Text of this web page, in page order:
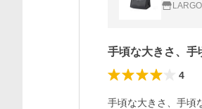
手頃な大きさ、
4
手頃な大きさ、手頃